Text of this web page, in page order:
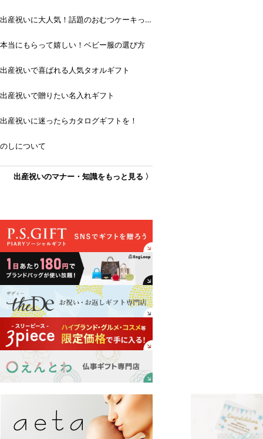
出産祝いに大人気！話題のおむつケーキっ
本当にもらって嬉しい！ベビー服の選び方
出産祝いで喜ばれる人気タオルギフト
出産祝いで贈りたい名入れギフト
出産祝いに迷ったらカタログギフトを！
のしについて
出産祝いのマナー・知識をもっと見る 〉